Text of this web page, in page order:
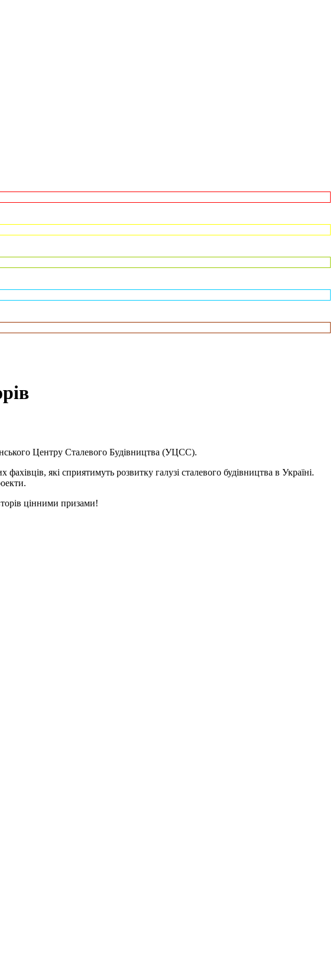
Центру Сталевого Будівництва (УЦСС).
які сприятимуть розвитку галузі сталевого будівництва в Україні.
цінними призами!